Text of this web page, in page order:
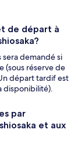
de départ à
sera demandé si
(sous réserve de
départ tardif est
disponibilité).
par
et aux